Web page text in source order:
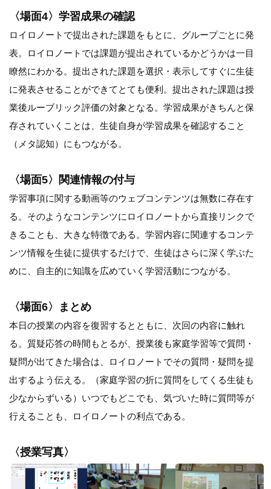
〈場面4〉学習成果の確認
ロイロノートで提出された課題をもとに、グループごとに発
表。ロイロノートでは課題が提出されているかどうかは一目
瞭然にわかる。提出された課題を選択・表示してすぐに生徒
に発表させることができてとても便利。提出された課題は授
業後ルーブリック評価の対象となる。学習成果がきちんと保
存されていくことは、生徒自身が学習成果を確認すること
（メタ認知）にもつながる。
〈場面5〉関連情報の付与
学習事項に関する動画等のウェブコンテンツは無数に存在す
る。そのようなコンテンツにロイロノートから直接リンクで
きることも、大きな特徴である。学習内容に関連するコンテ
ンツ情報を生徒に提供するだけで、生徒はさらに深く学ぶた
めに、自主的に知識を広めていく学習活動につながる。
〈場面6〉まとめ
本日の授業の内容を復習するとともに、次回の内容に触れ
る。質疑応答の時間もとるが、授業後も家庭学習等で質問・
疑問が出てきた場合は、ロイロノートでその質問・疑問を提
出するよう伝える。（家庭学習の折に質問をしてくる生徒も
少なからずいる）いつでもどこでも、気づいた時に質問等が
行えることも、ロイロノートの利点である。
〈授業写真〉